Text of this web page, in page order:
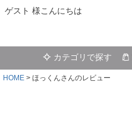
ゲスト 様こんにちは
カテゴリで探す
HOME ほっくんさんのレビュー